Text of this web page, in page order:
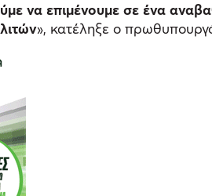
να επιμένουμε σε ένα
», κατέληξε ο